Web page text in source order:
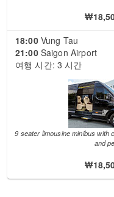
18:00Vung Tau
21:00Saigon Airport
여행 시간: 3 시간
9 seater limousine minibus with
and